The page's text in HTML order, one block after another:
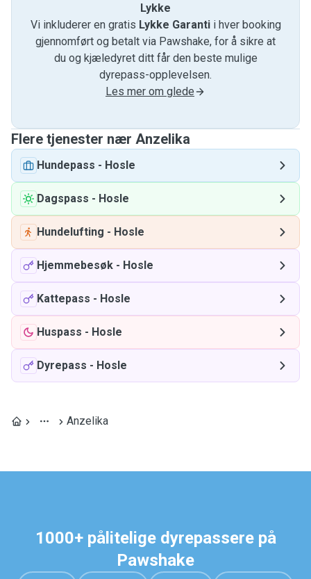
Lykke
Vi inkluderer en gratis Lykke Garantii hver booking
gjennomført og betalt via Pawshake, for å sikre at
du og kjæledyret ditt får den beste mulige
dyrepass-opplevelsen.
Les mer om glede
Flere tjenester nær Anzelika
Hundepass - Hosle
Dagspass - Hosle
Hundelufting - Hosle
Hjemmebesøk - Hosle
Kattepass - Hosle
Huspass - Hosle
Dyrepass - Hosle
Anzelika
1000+ pålitelige dyrepassere på
Pawshake